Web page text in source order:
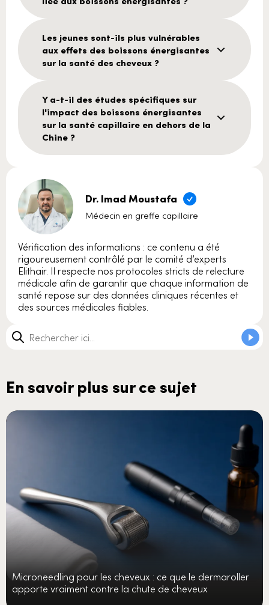
Les jeunes sont-ils plus vulnérables
aux effets des boissons énergisantes
sur la santé des cheveux ?
Y a-t-il des études spécifiques sur
l'impact des boissons énergisantes
sur la santé capillaire en dehors de la
Chine ?
Dr. Imad Moustafa
Médecin en greffe capillaire
Vérification des informations : ce contenu a été
rigoureusement contrôlé par le comité d’experts
Elithair. Il respecte nos protocoles stricts de relecture
médicale afin de garantir que chaque information de
santé repose sur des données cliniques récentes et
des sources médicales fiables.
En savoir plus sur ce sujet
Microneedling pour les cheveux : ce que le dermaroller
apporte vraiment contre la chute de cheveux